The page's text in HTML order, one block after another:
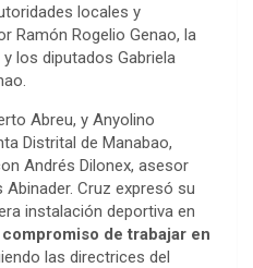
locales y
Ramón Rogelio Genao, la
los diputados Gabriela
Abreu, y Anyolino
Distrital de Manabao,
Andrés Dilonex, asesor
Cruz expresó su
instalación deportiva en
compromiso de trabajar en
las directrices del